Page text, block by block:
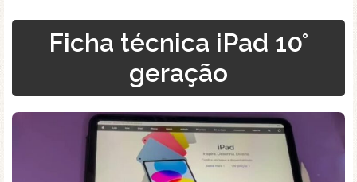
Ficha técnica iPad 10°
geração